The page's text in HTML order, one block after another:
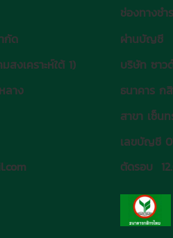
กัด
งเคราะห์ใต้ 1)
ลาง
ช่องทางชำ
ผ่านบัญชี
บริษัท ซาว
ธนาคาร ก
สาขา เซ็
เลขบัญชี
ตัดรอบ